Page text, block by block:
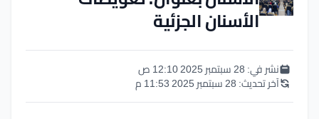
الأسنان الجزئية
نشر في:28 سبتمبر 2025 12:10 ص
آخر تحديث:28 سبتمبر 2025 11:53 م